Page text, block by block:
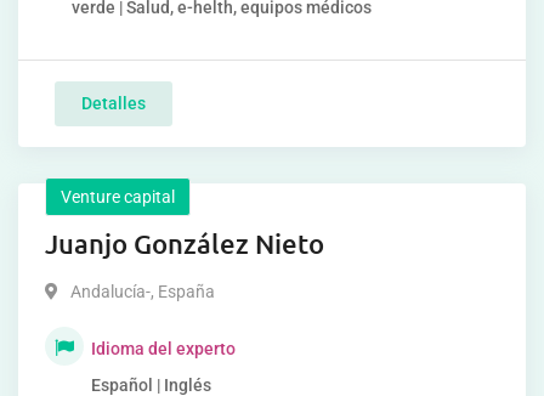
verde | Salud, e-helth, equipos médicos
Detalles
Venture capital
Juanjo González Nieto
Andalucía-, España
Idioma del experto
Español | Inglés